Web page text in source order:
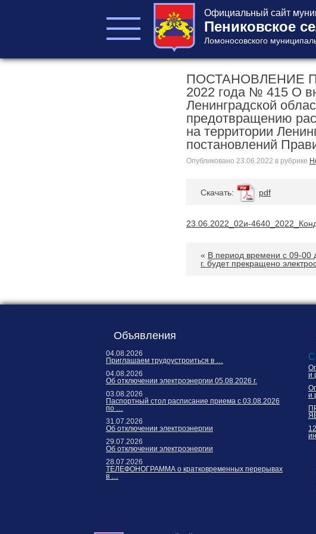
Официальный сайт
Пениковское
Ломоносовского
188530, Россия, Ленинградская
область, Ломоносовский район,
дер. Пеники, ул. Новая, д. 13,
ПОСТАНОВЛЕНИЕ
2022 года № 415 О
Ленинградской
предотвращению
на территории
постановлений
Опубликовано 23.06.2022 в рубрике
Cкачать: pdf
23.06.2022_02и-
« В период времени с 09-00
г. будет прекращено
Объявления
04.08.2026
Приглашаем трудоустроиться в …
04.08.2026
Об отключении электроэнергии 05.08.2026 г.
03.08.2026
Паспортный стол расписание приема с 03.08.2026
по …
31.07.2026
Об отключении электроэнергии
29.07.2026
Об отключении электроэнергии
28.07.2026
ТЕЛЕФОНОГРАММА о кратковременных перерывах
в …
и
и